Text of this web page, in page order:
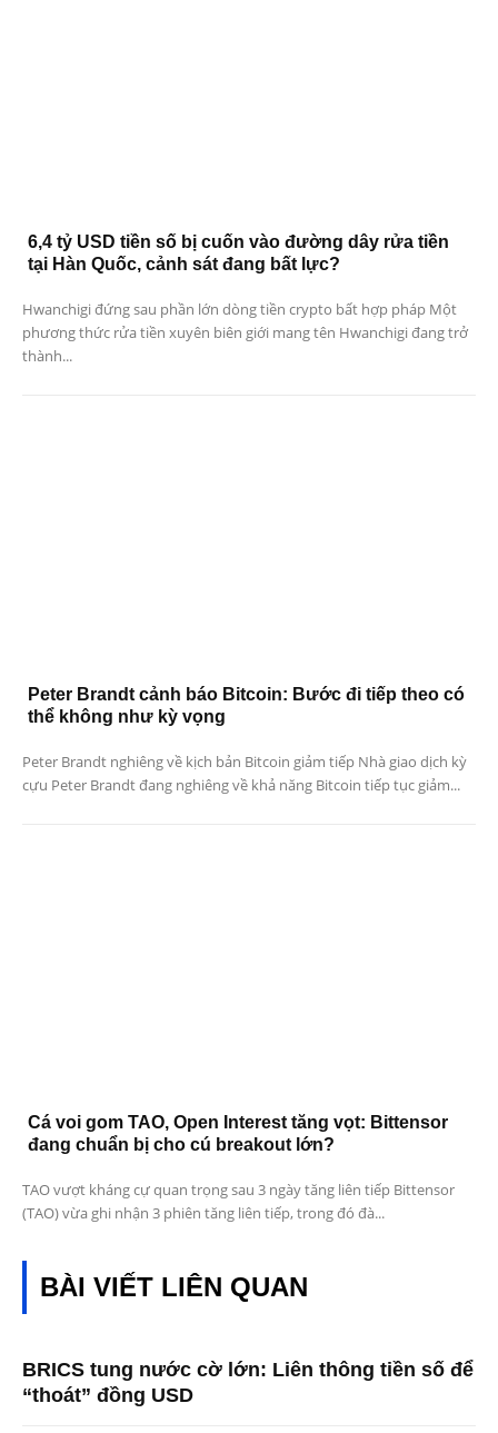
6,4 tỷ USD tiền số bị cuốn vào đường dây rửa tiền
tại Hàn Quốc, cảnh sát đang bất lực?
Hwanchigi đứng sau phần lớn dòng tiền crypto bất hợp pháp Một
phương thức rửa tiền xuyên biên giới mang tên Hwanchigi đang trở
thành...
Peter Brandt cảnh báo Bitcoin: Bước đi tiếp theo có
thể không như kỳ vọng
Peter Brandt nghiêng về kịch bản Bitcoin giảm tiếp Nhà giao dịch kỳ
cựu Peter Brandt đang nghiêng về khả năng Bitcoin tiếp tục giảm...
Cá voi gom TAO, Open Interest tăng vọt: Bittensor
đang chuẩn bị cho cú breakout lớn?
TAO vượt kháng cự quan trọng sau 3 ngày tăng liên tiếp Bittensor
(TAO) vừa ghi nhận 3 phiên tăng liên tiếp, trong đó đà...
BÀI VIẾT LIÊN QUAN
BRICS tung nước cờ lớn: Liên thông tiền số để
“thoát” đồng USD